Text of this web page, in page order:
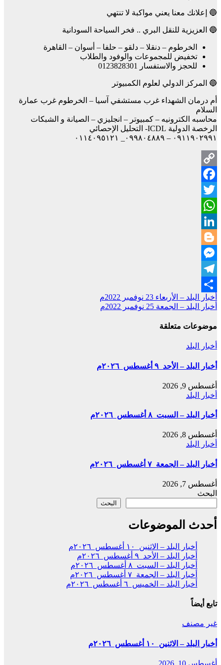
🔵 إعلانك معنا يعني مواكبة لا تنتهي
🔵 العزيزية للنقل البري .. فخر السياحة السودانية
الخرطوم – دنقلا – دلقو – حلفا – أسوان – القاهرة
تخفيض للمجموعات والوفود والطلاب
للحجز والاستفسار 0123828301
🔵 المركز الدولي لعلوم الكمبيوتر
أم درمان الشهداء غرب مستشفي آسيا – الخرطوم غرب عمارة
السلام
محاسبه الكترونيه – كمبيوتر – انجليزي – الصيانة و الشبكات
الرخصة الدولية ICDL- التحليل الإحصائي
٠٩١١٩٠٢٩٩١ – ٠٩٩٨٠٤٨٨٩_ ٠١١٤٠٩٥١٢١
Copy
Link
Facebook
Twitter
WhatsApp
LinkedIn
Blogger
Messenger
Telegram
Share
تصفّح
المقالات
أخبار البلد – الأربعاء 23 نوفمبر 2022م
أخبار البلد – الجمعة 25 نوفمبر 2022م
موضوعات متعلقة
أخبار البلد
أخبار البلد – الأحد ٩ أغسطس ٢٠٢٦م
أغسطس 9, 2026
أخبار البلد
أخبار البلد – السبت ٨ أغسطس ٢٠٢٦م
أغسطس 8, 2026
أخبار البلد
أخبار البلد – الجمعة ٧ أغسطس ٢٠٢٦م
أغسطس 7, 2026
البحث
البحث
أحدث الموضوعات
أخبار البلد – الاثنين ١٠ أغسطس ٢٠٢٦م
أخبار البلد – الأحد ٩ أغسطس ٢٠٢٦م
أخبار البلد – السبت ٨ أغسطس ٢٠٢٦م
أخبار البلد – الجمعة ٧ أغسطس ٢٠٢٦م
أخبار البلد – الخميس ٦ أغسطس ٢٠٢٦م
تابع أيضاً
غير مصنف
أخبار البلد – الاثنين ١٠ أغسطس ٢٠٢٦م
أغسطس 10, 2026